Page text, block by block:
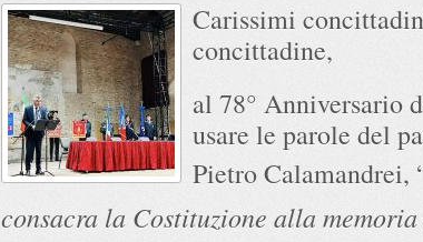
Carissimi
concittadine,
al 78° Anniversario
usare le parole del
Pietro
consacra la Costituzione alla